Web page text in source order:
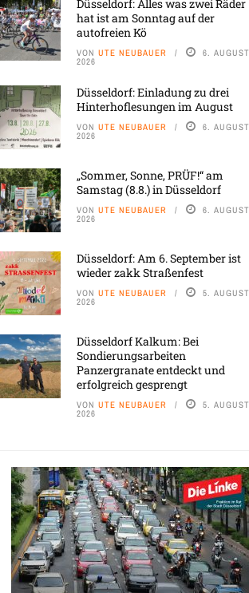
Düsseldorf: Alles was zwei Räder
hat ist am Sonntag auf der
autofreien Kö
VON UTE NEUBAUER 6. AUGUST
2026
Düsseldorf: Einladung zu drei
Hinterhoflesungen im August
VON UTE NEUBAUER 6. AUGUST
2026
„Sommer, Sonne, PRÜF!“ am
Samstag (8.8.) in Düsseldorf
VON UTE NEUBAUER 6. AUGUST
2026
Düsseldorf: Am 6. September ist
wieder zakk Straßenfest
VON UTE NEUBAUER 5. AUGUST
2026
Düsseldorf Kalkum: Bei
Sondierungsarbeiten
Panzergranate entdeckt und
erfolgreich gesprengt
VON UTE NEUBAUER 5. AUGUST
2026